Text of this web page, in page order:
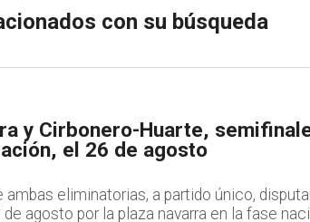
con su búsqueda
y Cirbonero-Huarte,
el 26 de agosto
eliminatorias, a partido único,
agosto por la plaza navarra en la fase